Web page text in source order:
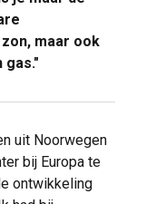
maar ook
gas."
uit Noorwegen
bij Europa te
ontwikkeling